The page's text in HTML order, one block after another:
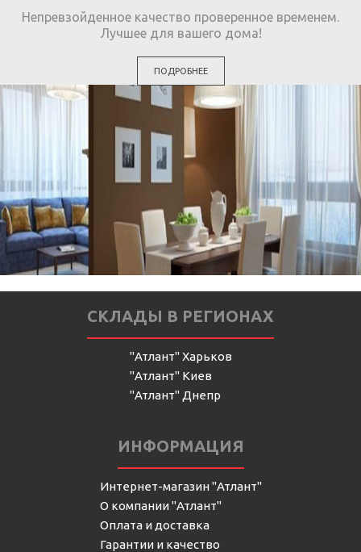
Непревзойденное качество проверенное временем.
Лучшее для вашего дома!
ПОДРОБНЕЕ
СКЛАДЫ В РЕГИОНАХ
"Атлант" Харьков
"Атлант" Киев
"Атлант" Днепр
ИНФОРМАЦИЯ
Интернет-магазин "Атлант"
О компании "Атлант"
Оплата и доставка
Гарантии и качество